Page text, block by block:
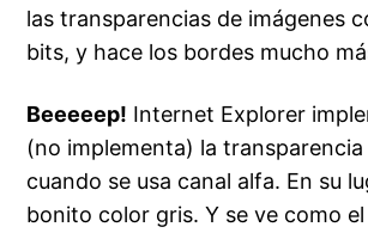
las transparencias de imágenes
bits, y hace los bordes mucho
Beeeeep! Internet Explorer
(no implementa) la transparencia
cuando se usa canal alfa. En su
bonito color gris. Y se ve como